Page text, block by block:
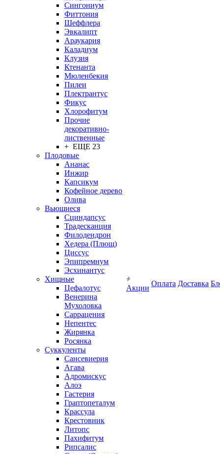
Сингониум
Фиттония
Шеффлера
Эвкалипт
Араукария
Каладиум
Клузия
Ктенанта
Мюленбекия
Пилеи
Плектрантус
Фикус
Хлорофитум
Прочие
декоративно-
лиственные
+ ЕЩЕ 23
Плодовые
Ананас
Инжир
Капсикум
Кофейное дерево
Олива
Вьющиеся
Сциндапсус
Традесканция
Филодендрон
Хедера (Плющ)
Циссус
Эпипремнум
Эсхинантус
Хищные
Цефалотус
Венерина
Мухоловка
Саррацения
Непентес
Жирянка
Росянка
Суккуленты
Сансевиерия
Агава
Адромискус
Алоэ
Гастерия
Граптопеталум
Крассула
Крестовник
Литопс
Пахифитум
Рипсалис
Акции
Оплата Доставка